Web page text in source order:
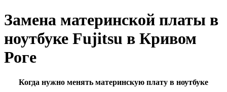
Замена материнской платы в
ноутбуке Fujitsu в Кривом
Роге
Когда нужно менять материнскую плату в ноутбуке